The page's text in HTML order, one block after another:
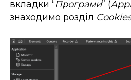
вкладки “Програми” (
знаходимо розділ